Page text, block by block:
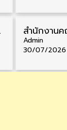
– 10 สิงหาคม
Admin
30/07/2026